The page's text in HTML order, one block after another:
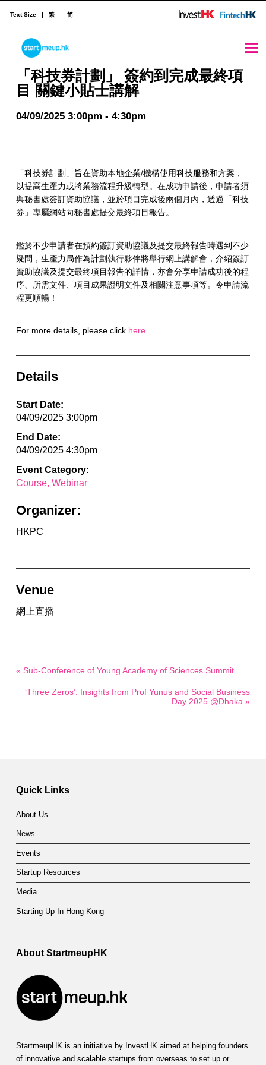
「科技券計劃」 簽約到完成最終項目 關鍵小貼士講解 - StartmeupHK
STARTMEUPHK
Text Size 繁 简
「科技券計劃」 簽約到完成最終項
目 關鍵小貼士講解
04/09/2025 3:00pm - 4:30pm
「科技券計劃」旨在資助本地企業/機構使用科技服務和方案，
以提高生產力或將業務流程升級轉型。在成功申請後，申請者須
與秘書處簽訂資助協議，並於項目完成後兩個月內，透過「科技
券」專屬網站向秘書處提交最終項目報告。
鑑於不少申請者在預約簽訂資助協議及提交最終報告時遇到不少
疑問，生產力局作為計劃執行夥伴將舉行網上講解會，介紹簽訂
資助協議及提交最終項目報告的詳情，亦會分享申請成功後的程
序、所需文件、項目成果證明文件及相關注意事項等。令申請流
程更順暢！
For more details, please click here.
Details
Start Date:
04/09/2025 3:00pm
End Date:
04/09/2025 4:30pm
Event Category:
Course Webinar
Organizer:
HKPC
Venue
網上直播
« Sub-Conference of Young Academy of Sciences Summit
‘Three Zeros’: Insights from Prof Yunus and Social Business
Day 2025 @Dhaka »
Quick Links
About Us
News
Events
Startup Resources
Media
Starting Up In Hong Kong
About StartmeupHK
StartmeupHK is an initiative by InvestHK aimed at helping founders
of innovative and scalable startups from overseas to set up or